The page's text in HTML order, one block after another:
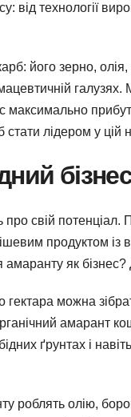
від технології
його зерно,
максимально
лідером у цій
свій
нішевим продуктом
як бізнес?
можна
амарант
ґрунтах і
роблять олію,